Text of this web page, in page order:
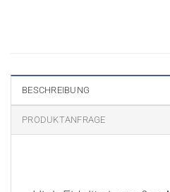
BESCHREIBUNG
PRODUKTANFRAGE